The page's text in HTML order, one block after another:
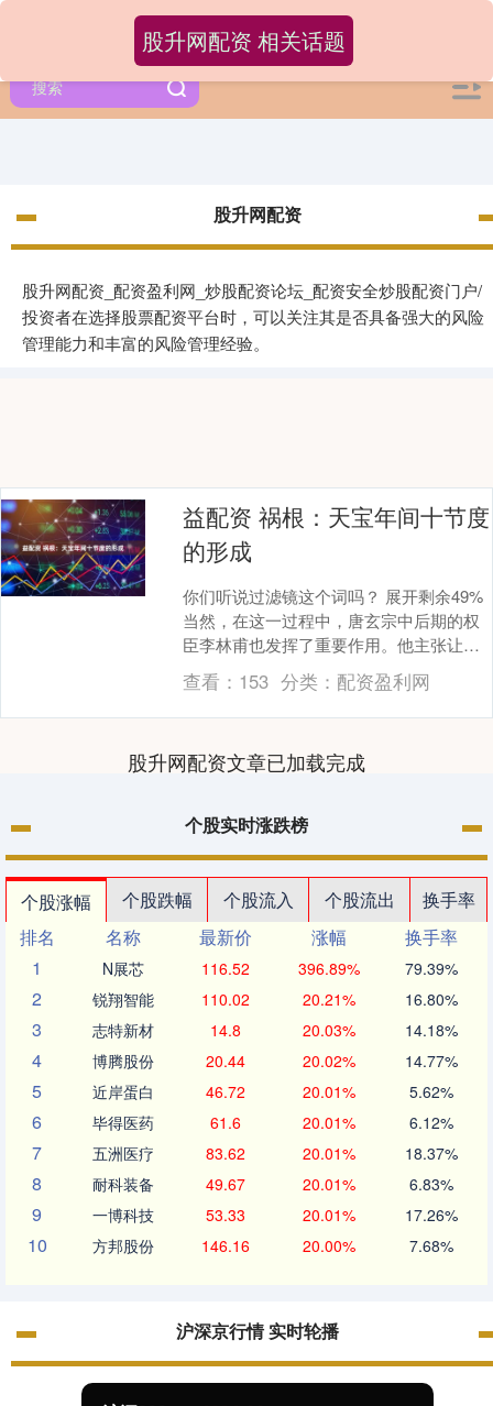
股升网配资
股升网配资_配资盈利网_炒股配资论坛_配资安全炒股配资门户/
投资者在选择股票配资平台时，可以关注其是否具备强大的风险
管理能力和丰富的风险管理经验。
股升网配资 相关话题
益配资 祸根：天宝年间十节度
的形成
你们听说过滤镜这个词吗？ 展开剩余49%
当然，在这一过程中，唐玄宗中后期的权
臣李林甫也发挥了重要作用。他主张让没
有背景的胡人或寒族将领担任重要职务，
导致高仙芝....
查看： 153 分类： 配资盈利网
股升网配资文章已加载完成
个股实时涨跌榜
个股涨幅 个股跌幅 个股流入 个股流出
换手率
排名
名称 最新价 涨幅
换手率
1
N展芯 116.52 396.89% 79.39%
2 锐翔智能 110.02 20.21% 16.80%
3 志特新材 14.8 20.03% 14.18%
4 博腾股份 20.44 20.02% 14.77%
5 近岸蛋白 46.72 20.01% 5.62%
6 毕得医药 61.6 20.01% 6.12%
7 五洲医疗 83.62 20.01% 18.37%
8 耐科装备 49.67 20.01% 6.83%
9 一博科技 53.33 20.01% 17.26%
10 方邦股份 146.16 20.00% 7.68%
沪深京行情 实时轮播